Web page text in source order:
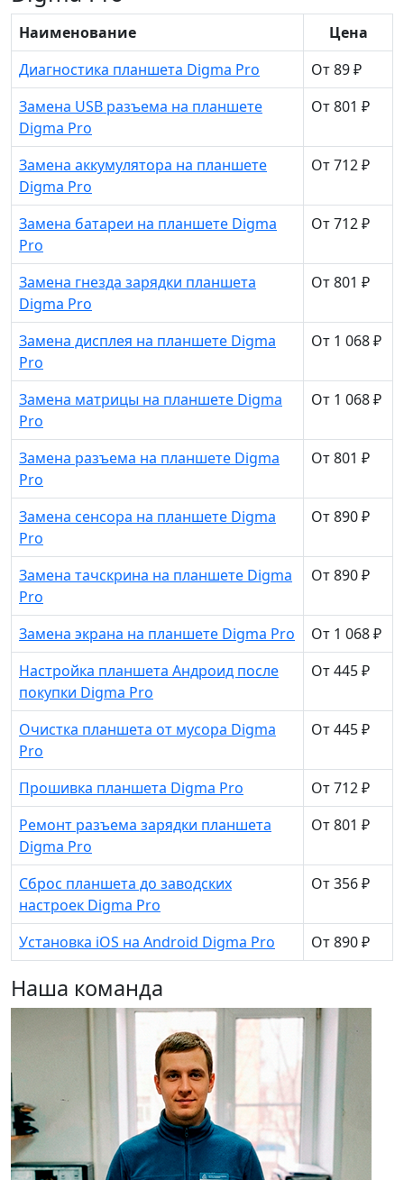
Наименование
Цена
Диагностика планшета Digma Pro
От 89 ₽
Замена USB разъема на планшете
Digma Pro
От 801 ₽
Замена аккумулятора на планшете
Digma Pro
От 712 ₽
Замена батареи на планшете Digma
Pro
От 712 ₽
Замена гнезда зарядки планшета
Digma Pro
От 801 ₽
Замена дисплея на планшете Digma
Pro
От 1 068 ₽
Замена матрицы на планшете Digma
Pro
От 1 068 ₽
Замена разъема на планшете Digma
Pro
От 801 ₽
Замена сенсора на планшете Digma
Pro
От 890 ₽
Замена тачскрина на планшете Digma
Pro
От 890 ₽
Замена экрана на планшете Digma Pro
От 1 068 ₽
Настройка планшета Андроид после
покупки Digma Pro
От 445 ₽
Очистка планшета от мусора Digma
Pro
От 445 ₽
Прошивка планшета Digma Pro
От 712 ₽
Ремонт разъема зарядки планшета
Digma Pro
От 801 ₽
Сброс планшета до заводских
настроек Digma Pro
От 356 ₽
Установка iOS на Android Digma Pro От 890 ₽
Наша команда